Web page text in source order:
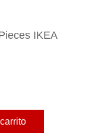
IKEA